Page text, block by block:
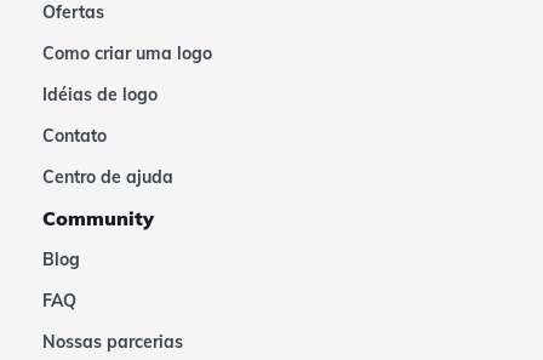
Ofertas
Como criar uma logo
Idéias de logo
Contato
Centro de ajuda
Community
Blog
FAQ
Nossas parcerias